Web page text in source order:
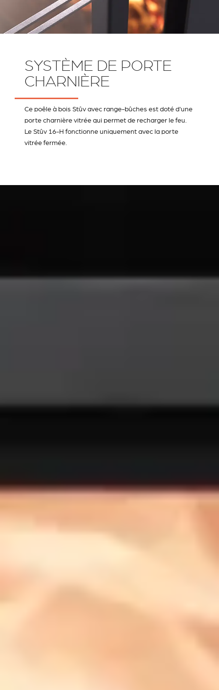
SYSTÈME DE PORTE
CHARNIÈRE
Ce poêle à bois Stûv avec range-bûches est doté d'une
porte charnière vitrée qui permet de recharger le feu.
Le Stûv 16-H fonctionne uniquement avec la porte
vitrée fermée.